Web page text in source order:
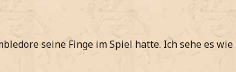
seine Finge im Spiel hatte. Ich sehe es wie